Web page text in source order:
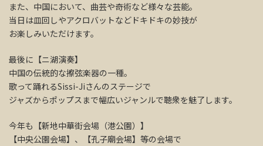
また、中国において、曲芸や奇術など様々な芸能。
当日は皿回しやアクロバットなどドキドキの妙技が
お楽しみいただけます。
最後に【ニ湖演奏】
中国の伝統的な擦弦楽器の一種。
歌って踊れるSissi-Jiさんのステージで
ジャズからポップスまで幅広いジャンルで聴衆を魅了します。
今年も【新地中華街会場（港公園）】
【中央公園会場】、【孔子廟会場】等の会場で